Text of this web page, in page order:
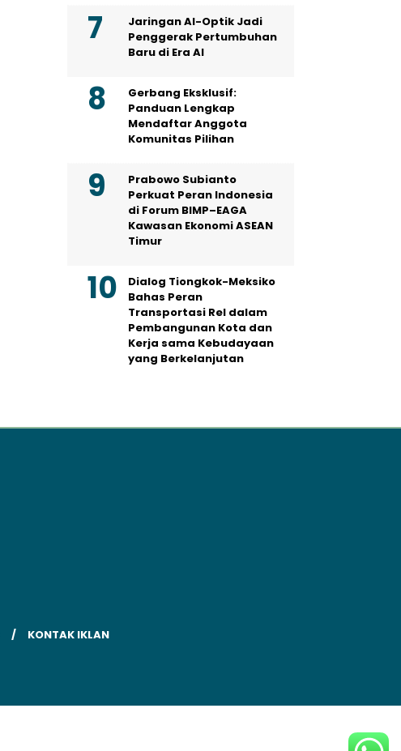
Jaringan AI-Optik Jadi
Penggerak Pertumbuhan
Baru di Era AI
Gerbang Eksklusif:
Panduan Lengkap
Mendaftar Anggota
Komunitas Pilihan
Prabowo Subianto
Perkuat Peran Indonesia
di Forum BIMP–EAGA
Kawasan Ekonomi ASEAN
Timur
Dialog Tiongkok-Meksiko
Bahas Peran
Transportasi Rel dalam
Pembangunan Kota dan
Kerja sama Kebudayaan
yang Berkelanjutan
KONTAK IKLAN